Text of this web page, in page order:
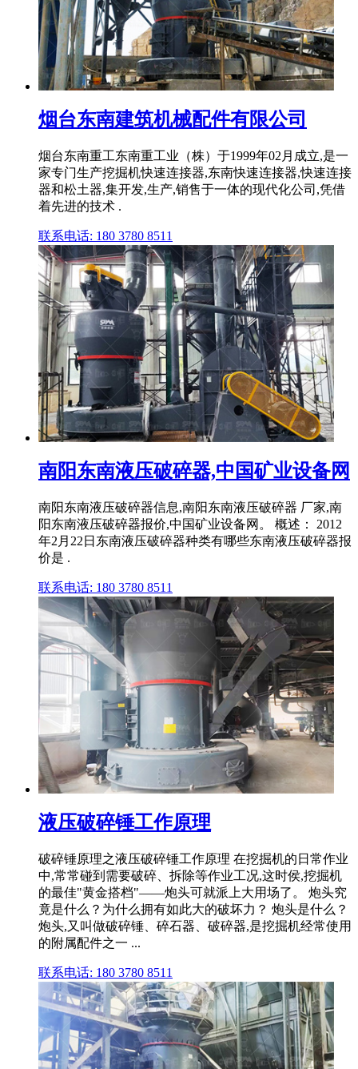
烟台东南建筑机械配件有限公司
烟台东南重工东南重工业（株）于1999年02月成立,是一
家专门生产挖掘机快速连接器,东南快速连接器,快速连接
器和松土器,集开发,生产,销售于一体的现代化公司,凭借
着先进的技术 .
联系电话: 180 3780 8511
南阳东南液压破碎器,中国矿业设备网
南阳东南液压破碎器信息,南阳东南液压破碎器 厂家,南
阳东南液压破碎器报价,中国矿业设备网。 概述： 2012
年2月22日东南液压破碎器种类有哪些东南液压破碎器报
价是 .
联系电话: 180 3780 8511
液压破碎锤工作原理
破碎锤原理之液压破碎锤工作原理 在挖掘机的日常作业
中,常常碰到需要破碎、拆除等作业工况,这时侯,挖掘机
的最佳"黄金搭档"——炮头可就派上大用场了。 炮头究
竟是什么？为什么拥有如此大的破坏力？ 炮头是什么？
炮头,又叫做破碎锤、碎石器、破碎器,是挖掘机经常使用
的附属配件之一 ...
联系电话: 180 3780 8511